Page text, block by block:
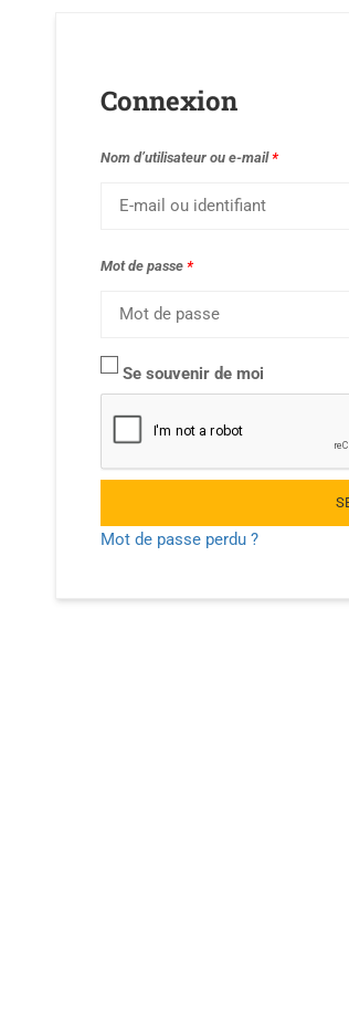
Connexion
Nom d’utilisateur ou e-mail*
Mot de passe *
Se souvenir de moi
Mot de passe perdu ?